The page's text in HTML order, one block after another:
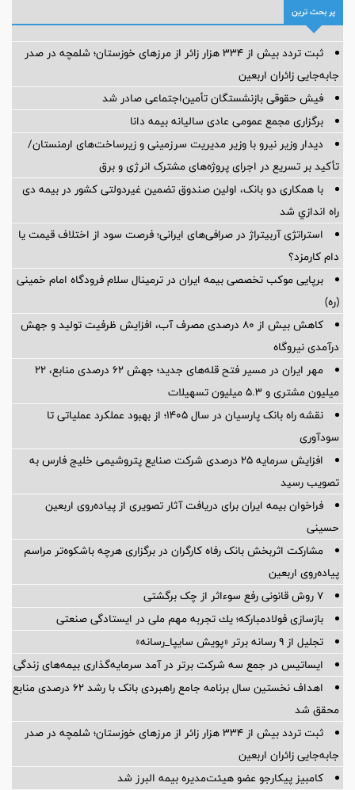
پر بحث ترین
ثبت تردد بیش از ۳۳۴ هزار زائر از مرزهای خوزستان؛ شلمچه در صدر
جابه‌جایی زائران اربعین
فیش حقوقی بازنشستگان تأمین‌اجتماعی صادر شد
برگزاری مجمع عمومی عادی سالیانه بیمه دانا
دیدار وزیر نیرو با وزیر مدیریت سرزمینی و زیرساخت‌های ارمنستان/
تأکید بر تسریع در اجرای پروژه‌های مشترک انرژی و برق
با همکاری دو بانک، اولین صندوق تضمین غیردولتی کشور در بیمه دی
راه اندازي شد
استراتژی آربیتراژ در صرافی‌های ایرانی؛ فرصت سود از اختلاف قیمت یا
دام کارمزد؟
برپایی موکب تخصصی بیمه ایران در ترمینال سلام فرودگاه امام خمینی
(ره)
کاهش بیش از ۸۰ درصدی مصرف آب، افزایش ظرفیت تولید و جهش
درآمدی نیروگاه
مهر ایران در مسیر فتح قله‌های جدید؛ جهش ۶۲ درصدی منابع، ۲۲
میلیون مشتری و ۵.۳ میلیون تسهیلات
نقشه راه بانک پارسیان در سال ۱۴۰۵؛ از بهبود عملکرد عملیاتی تا
سودآوری
افزایش سرمایه ۲۵ درصدی شرکت صنایع پتروشیمی خلیج فارس به
تصویب رسید
فراخوان بیمه ایران برای دریافت آثار تصویری از پیاده‌روی اربعین
حسینی
مشارکت اثربخش بانک رفاه کارگران در برگزاری هرچه باشکوه‌تر مراسم
پیاده‌روی اربعین
۷ روش قانونی رفع سوء‌اثر از چک برگشتی
بازسازی فولادمباركه؛ یك تجربه مهم ملی در ایستادگی صنعتی
تجلیل از ۹ رسانه برتر «پویش سایپا_رسانه»
ایساتیس در جمع سه شرکت برتر در آمد سرمایه‌گذاری بیمه‌های زندگی
اهداف نخستین سال برنامه جامع راهبردی بانک با رشد ۶۲ درصدی منابع
محقق شد
ثبت تردد بیش از ۳۳۴ هزار زائر از مرزهای خوزستان؛ شلمچه در صدر
جابه‌جایی زائران اربعین
کامبیز پیکارجو عضو هیئت‌مدیره بيمه البرز شد